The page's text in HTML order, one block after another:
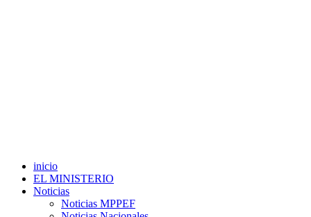
inicio
EL MINISTERIO
Noticias
Noticias MPPEF